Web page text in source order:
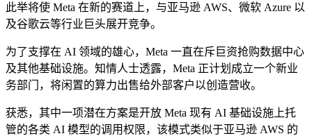
此举将使 Meta 在新的赛道上，与亚马逊 AWS、微软 Azure 以
及谷歌云等行业巨头展开竞争。
为了支撑在 AI 领域的雄心，Meta 一直在斥巨资抢购数据中心
及其他基础设施。知情人士透露，Meta 正计划成立一个新业
务部门，将闲置的算力出售给外部客户以创造营收。
获悉，其中一项潜在方案是开放 Meta 现有 AI 基础设施上托
管的各类 AI 模型的调用权限，该模式类似于亚马逊 AWS 的